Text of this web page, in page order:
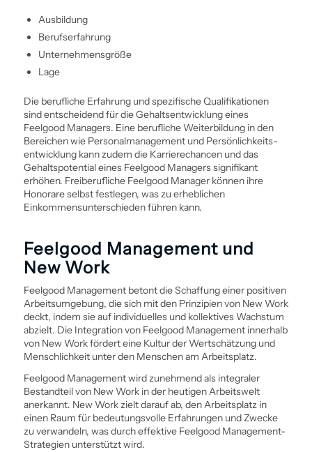
Aus­bildung
Berufserfahrung
Unternehmensgröße
Lage
Die berufliche Erfahrung und spezifische Qualifikationen
sind entscheidend für die Gehalts­entwicklung eines
Feelgood Managers. Eine berufliche Weiter­bildung in den
Bereichen wie Personal­management und Persönlichkeits­
entwicklung kann zudem die Karrierechancen und das
Gehaltspotential eines Feelgood Managers signifikant
erhöhen. Freiberufliche Feelgood Manager können ihre
Honorare selbst festlegen, was zu erheblichen
Einkommensunterschieden führen kann.
Feelgood Management und
New Work
Feelgood Management betont die Schaffung einer positiven
Arbeitsumgebung, die sich mit den Prinzipien von New Work
deckt, indem sie auf individuelles und kollektives Wachstum
abzielt. Die Integration von Feelgood Management innerhalb
von New Work fördert eine Kultur der Wertschätzung und
Menschlichkeit unter den Menschen am Arbeitsplatz.
Feelgood Management wird zunehmend als integraler
Bestandteil von New Work in der heutigen Arbeitswelt
anerkannt. New Work zielt darauf ab, den Arbeitsplatz in
einen Raum für bedeutungsvolle Erfahrungen und Zwecke
zu verwandeln, was durch effektive Feelgood Management-
Strategien unterstützt wird.